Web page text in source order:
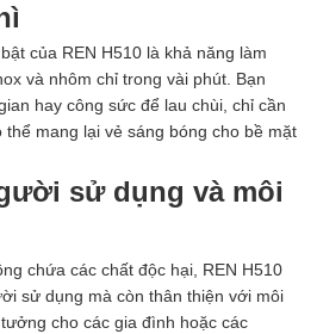
của REN H510 là khả năng làm
và nhôm chỉ trong vài phút. Bạn
hay công sức để lau chùi, chỉ cần
mang lại vẻ sáng bóng cho bề mặt
sử dụng và môi
chứa các chất độc hại, REN H510
sử dụng mà còn thân thiện với môi
cho các gia đình hoặc các